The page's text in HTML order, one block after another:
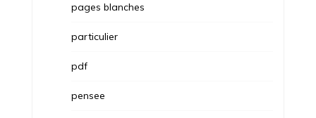
pages blanches
particulier
pdf
pensee